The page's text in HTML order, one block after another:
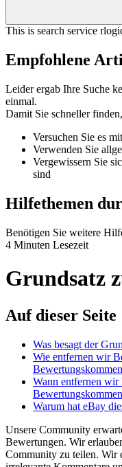
This is search service
Empfohlene
Leider ergab Ihre Suche
einmal.
Damit Sie schneller
Versuchen Sie es
Verwenden Sie
Vergewissern Sie
sind
Hilfethemen
Benötigen Sie weitere
4 Minuten Lesezeit
Grundsatz
Auf dieser Seite
Was besagt der
Wie entfernen wir
Wann entfernen
Warum hat eBay
Unsere Community
Bewertungen. Wir
Community zu teilen. Wir